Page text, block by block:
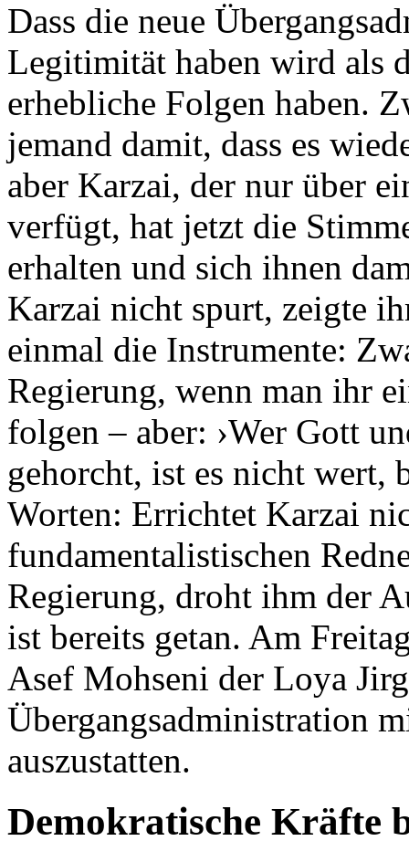
Dass die neue
Legitimität haben wird als
erhebliche Folgen haben.
jemand damit, dass es
aber Karzai, der nur über
verfügt, hat jetzt die
erhalten und sich ihnen
Karzai nicht spurt, zeigte
einmal die Instrumente:
Regierung, wenn man ihr
folgen – aber: ›Wer Gott
gehorcht, ist es nicht wert,
Worten: Errichtet Karzai
fundamentalistischen
Regierung, droht ihm der
ist bereits getan. Am
Asef Mohseni der Loya
Übergangsadministration
auszustatten.
Demokratische Kräfte